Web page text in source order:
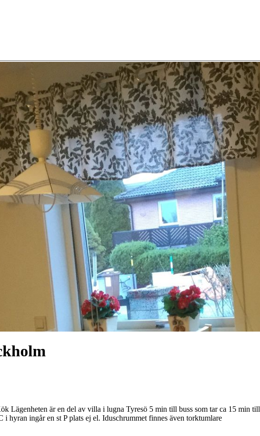
Lägenheten är en del av villa i lugna Tyresö 5 min till buss som tar ca 15 min till
hyran ingår en st P plats ej el. Iduschrummet finnes även torktumlare